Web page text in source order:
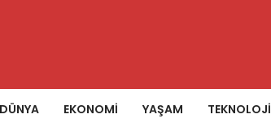
DÜNYA EKONOMİ YAŞAM TEKNOLOJİ